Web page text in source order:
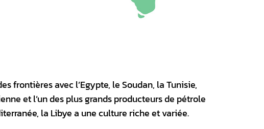
frontières avec l’Egypte, le Soudan, la Tunisie,
et l’un des plus grands producteurs de pétrole
la Libye a une culture riche et variée.